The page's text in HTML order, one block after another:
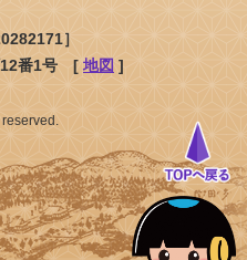
］
12番1号 [ 地図 ]